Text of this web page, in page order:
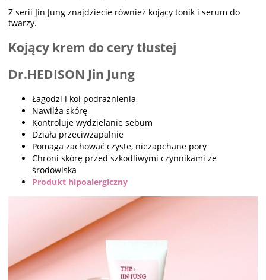
Z serii Jin Jung znajdziecie również kojący tonik i serum do
twarzy.
Kojący krem do cery tłustej
Dr.HEDISON Jin Jung
Łagodzi i koi podrażnienia
Nawilża skórę
Kontroluje wydzielanie sebum
Działa przeciwzapalnie
Pomaga zachować czyste, niezapchane pory
Chroni skórę przed szkodliwymi czynnikami ze
środowiska
Produkt hipoalergiczny